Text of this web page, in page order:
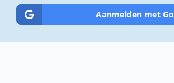
Aanmelden met